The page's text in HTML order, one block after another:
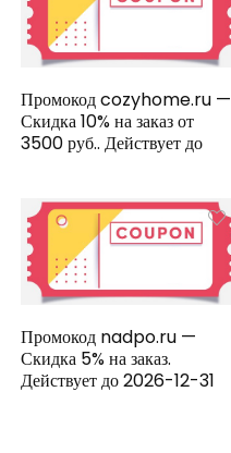
Промокод cozyhome.ru —
Скидка 10% на заказ от
3500 руб.. Действует до
Промокод nadpo.ru —
Скидка 5% на заказ.
Действует до 2026-12-31